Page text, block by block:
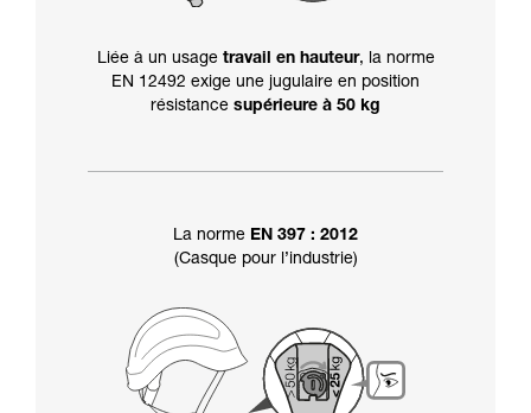
Liée à un usage travail en hauteur, la norme
EN 12492 exige une jugulaire en position
résistance supérieure à 50 kg
La norme EN 397 : 2012
(Casque pour l’industrie)